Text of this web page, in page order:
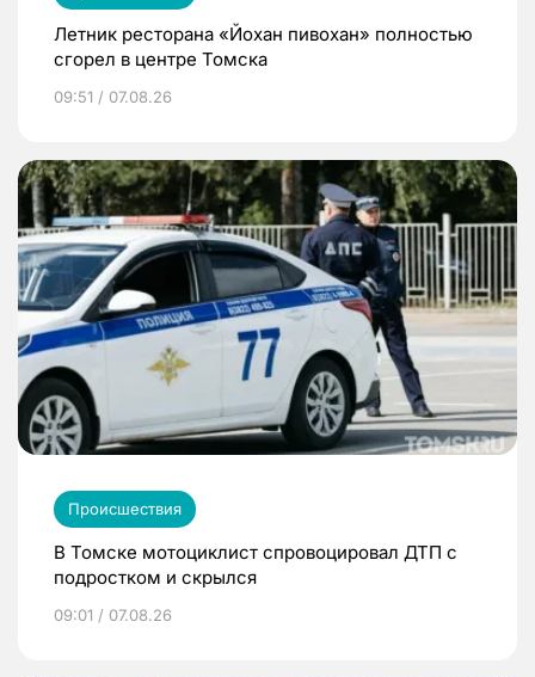
Летник ресторана «Йохан пивохан» полностью
сгорел в центре Томска
09:51 / 07.08.26
Происшествия
В Томске мотоциклист спровоцировал ДТП с
подростком и скрылся
09:01 / 07.08.26